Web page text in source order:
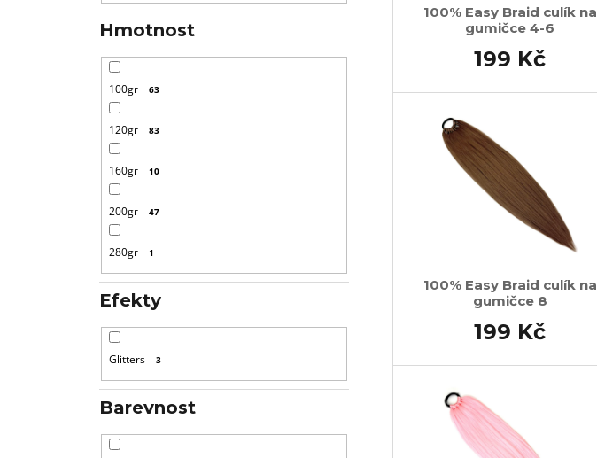
Hmotnost
100gr 63
120gr 83
160gr 10
200gr 47
280gr 1
Efekty
Glitters 3
Barevnost
100% Easy Braid culík na
gumičce 4-6
199 Kč
100% Easy Braid culík na
gumičce 8
199 Kč